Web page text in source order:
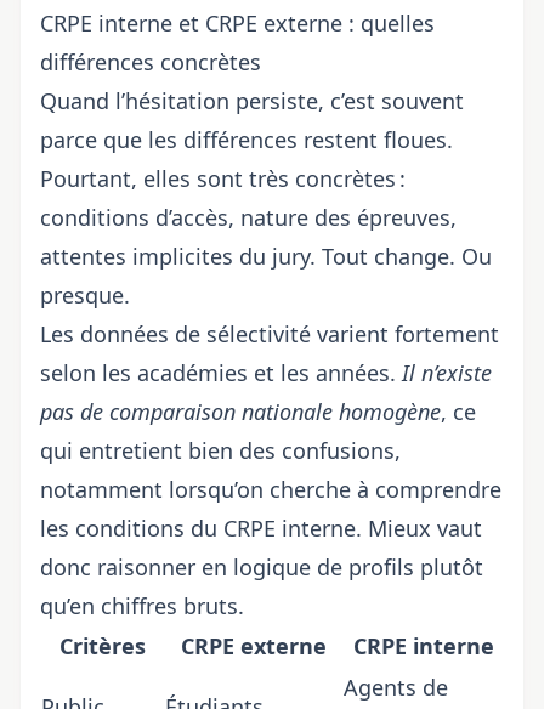
CRPE interne et CRPE externe : quelles
différences concrètes
Quand l’hésitation persiste, c’est souvent
parce que les différences restent floues.
Pourtant, elles sont très concrètes :
conditions d’accès, nature des épreuves,
attentes implicites du jury. Tout change. Ou
presque.
Les données de sélectivité varient fortement
selon les académies et les années.Il n’existe
pas de comparaison nationale homogène, ce
qui entretient bien des confusions,
notamment lorsqu’on cherche à comprendre
les conditions du CRPE interne. Mieux vaut
donc raisonner en logique de profils plutôt
qu’en chiffres bruts.
Critères
CRPE externe CRPE interne
Agents de